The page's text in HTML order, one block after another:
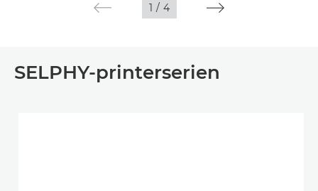
1 / 4
SELPHY-printerserien